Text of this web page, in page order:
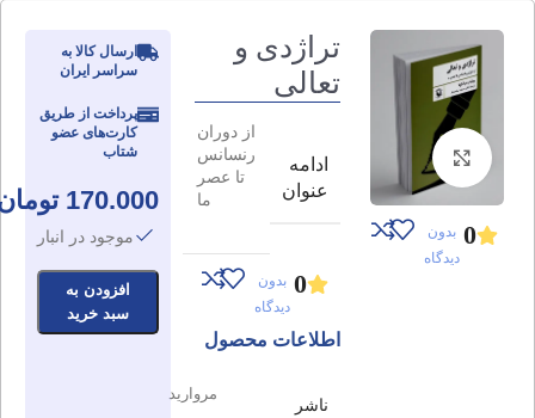
برای بزرگنمایی کلیک کنید
0 بدون
دیدگاه
تراژدی و
تعالی
ادامه
عنوان
از دوران
رنسانس
تا عصر
ما
0 بدون
دیدگاه
اطلاعات محصول
ناشر
مروارید
ارسال کالا به
سراسر ایران
پرداخت از طریق
کارت‌های عضو
شتاب
170.000
موجود در انبار
افزودن به
سبد خرید